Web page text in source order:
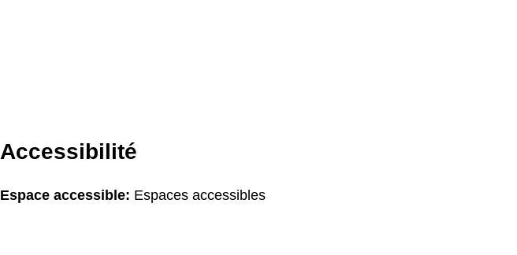
Accessibilité
Espace accessible: Espaces accessibles